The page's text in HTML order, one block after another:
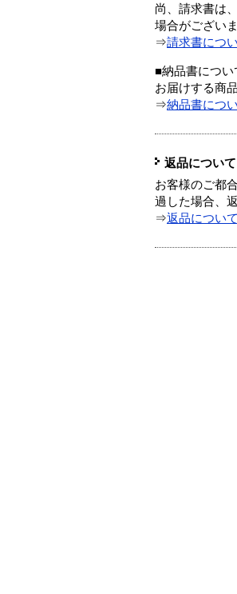
尚、請求書は
場合がございま
⇒請求書につ
■納品書につい
お届けする商
⇒納品書につ
返品について
お客様のご都
過した場合、
⇒返品につい